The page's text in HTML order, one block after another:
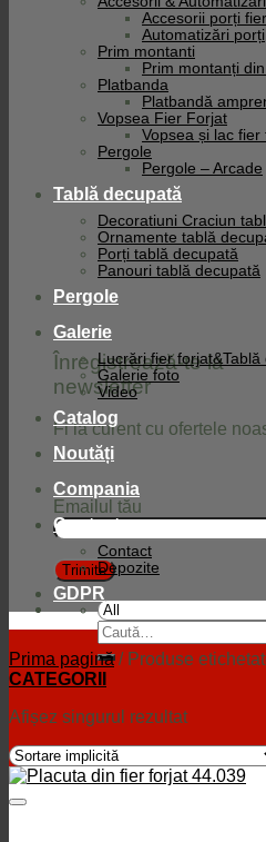
Înregistrează-te la
newsletter
Fi la curent cu ofertele
Emailul tău
Caută
după:
Accesorii porți
Automatizări porți
Prim montanti
Prim montanți
Platbanda
Platbandă
Vopsea Fier Forjat
Vopsea și lac fier
Pergole
Pergole – Arcade
Tablă decupată
Decoratiuni Craciun
Ornamente tablă
Porți tablă decupată
Panouri tablă decupată
Pergole
Galerie
Lucrări fier forjat&Tablă
Galerie foto
Video
Catalog
Noutăți
Compania
Contact
Contact
Depozite
GDPR
Prima pagină /Produse
CATEGORII
Afișez singurul rezultat